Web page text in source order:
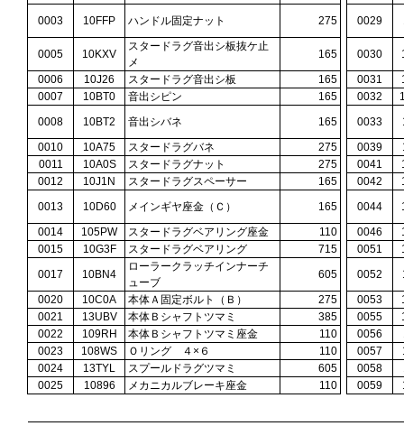
0003 10FFP ハンドル固定ナット 275 0029
0005 10KXV
スタードラグ音出シ板抜ケ止
メ
165 0030
0006
10J26 スタードラグ音出シ板 165 0031
0007
10BT0 音出シピン 165 0032
0008
10BT2 音出シバネ 165 0033
0010
10A75 スタードラグバネ 275 0039
0011
10A0S スタードラグナット 275 0041
0012
10J1N スタードラグスペーサー 165 0042
0013
10D60 メインギヤ座金（Ｃ） 165 0044
0014
105PW スタードラグベアリング座金 110 0046
0015
10G3F スタードラグベアリング 715 0051
0017
10BN4
ローラークラッチインナーチ
ューブ
605 0052
0020
10C0A 本体Ａ固定ボルト（Ｂ） 275 0053
0021
13UBV 本体Ｂシャフトツマミ 385 0055
0022
109RH 本体Ｂシャフトツマミ座金 110 0056
0023
108WS Ｏリング ４×６ 110 0057
0024
13TYL スプールドラグツマミ 605 0058
0025
10896 メカニカルブレーキ座金 110 0059